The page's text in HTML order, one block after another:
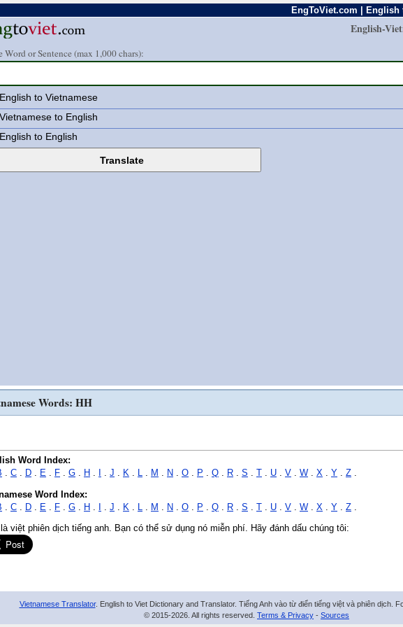
EngToViet.com |
English-
Word or Sentence (max 1,000 chars):
English to Vietnamese
Vietnamese to English
English to English
Words: HH
Word Index:
. C . D . E . F . G . H . . J . K . L . M . N . O . P . Q . R . S . . U . V . W . X . Y . Z .
Word Index:
C D E F G H J K M N O P Q R S T U V W X Y Z
việt phiên dịch tiếng anh. Bạn có thể sử dụng nó miễn phí. Hãy đánh dấu chúng tôi:
Vietnamese Translator. English to Viet Dictionary and Translator. Tiếng Anh vào từ điển tiếng việt và phiên dịch.
© 2015-2026. All rights reserved. Terms & Privacy - Sources